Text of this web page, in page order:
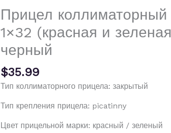
Прицел
1×32 (красная и
черный
$35.99
Тип коллиматорного прицела: закрытый
Тип крепления прицела: picatinny
Цвет прицельной марки: красный / зеленый